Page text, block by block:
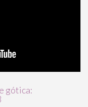
gótica: